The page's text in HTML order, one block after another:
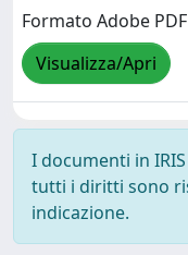
Formato Adobe PDF
Visualizza/Apri
I documenti in
tutti i diritti sono
indicazione.